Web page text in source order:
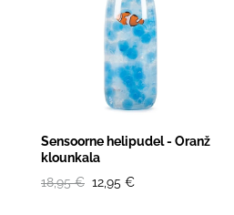
Sensoorne helipudel - Oranž
klounkala
18,95 € 12,95 €